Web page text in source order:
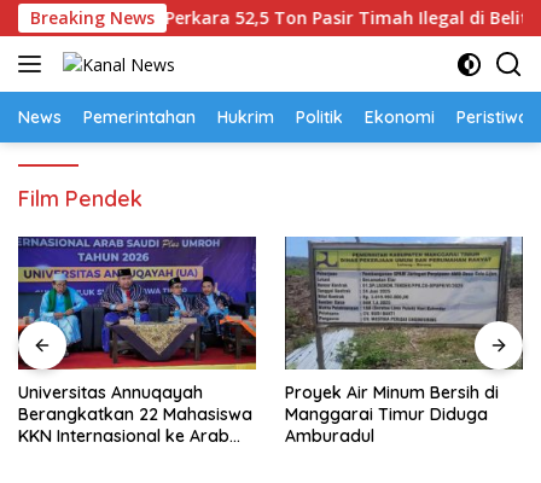
Langsung
ke
konten
Breaking News
Dalam Perkara 52,5 Ton Pasir Timah Ilegal di Belitung
News Pemerintahan Hukrim Politik Ekonomi Peristiwa
Film Pendek
Universitas Annuqayah
Berangkatkan 22 Mahasiswa
KKN Internasional ke Arab
Proyek Air Minum Bersih di
Manggarai Timur Diduga
Amburadul